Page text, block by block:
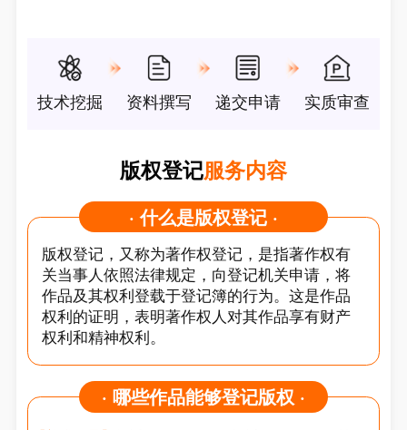
技术挖掘 资料撰写 递交申请 实质审查
版权登记服务内容
· 什么是版权登记 ·
版权登记，又称为著作权登记，是指著作权有
关当事人依照法律规定，向登记机关申请，将
作品及其权利登载于登记簿的行为。这是作品
权利的证明，表明著作权人对其作品享有财产
权利和精神权利。
· 哪些作品能够登记版权 ·